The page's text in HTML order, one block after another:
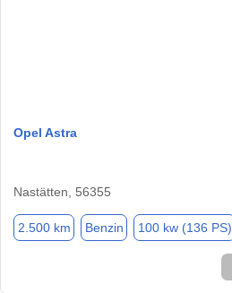
Opel Astra
Nastätten, 56355
2.500 km Benzin 100 kw (136 PS)